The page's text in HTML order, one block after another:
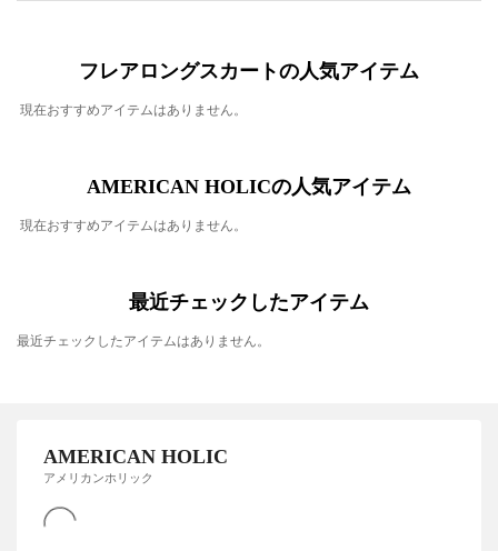
フレアロングスカートの人気アイテム
現在おすすめアイテムはありません。
AMERICAN HOLICの人気アイテム
現在おすすめアイテムはありません。
最近チェックしたアイテム
最近チェックしたアイテムはありません。
AMERICAN HOLIC
アメリカンホリック